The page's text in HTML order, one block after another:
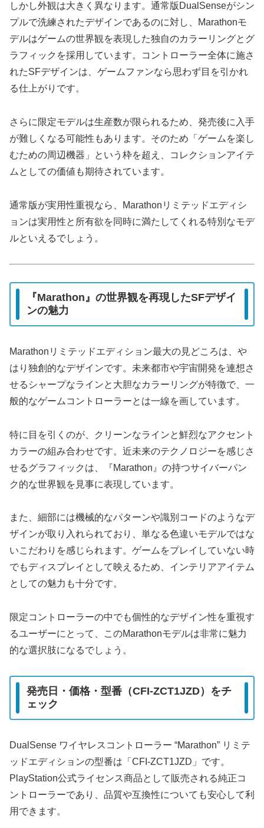
しかし外観は大きく異なります。通常版DualSenseがシン
プルで洗練されたデザインであるのに対し、Marathonモ
デルはゲームの世界観を表現した独自のカラーリングとグ
ラフィックを採用しています。コントローラー全体に施さ
れたSFデザインは、ゲームファンなら思わず目を引かれ
る仕上がりです。
さらに限定モデルは生産数が限られるため、発売後に入手
が難しくなる可能性もあります。そのため「ゲームを楽し
むための周辺機器」という枠を超え、コレクションアイテ
ムとしての価値も期待されています。
通常版が実用性重視なら、Marathonリミテッドエディシ
ョンは実用性と所有欲を同時に満たしてくれる特別なモデ
ルといえるでしょう。
『Marathon』の世界観を再現したSFデザイ
ンの魅力
Marathonリミテッドエディション最大の見どころは、や
はり独創的なデザインです。未来都市や宇宙開発を連想さ
せるシャープなラインと大胆なカラーリングが特徴で、一
般的なゲームコントローラーとは一線を画しています。
特に目を引くのが、クリーンなラインと鮮烈なアクセント
カラーの組み合わせです。近未来のテクノロジーを感じさ
せるグラフィックは、『Marathon』の持つサイバーパン
ク的な世界観を見事に表現しています。
また、細部には機械的なパターンや識別コードのようなデ
ザインが取り入れられており、単なる色違いモデルではな
いこだわりを感じられます。ゲームをプレイしていない時
でもディスプレイとして映えるため、インテリアアイテム
としての魅力も十分です。
限定コントローラーの中でも個性的なデザイン性を重視す
るユーザーにとって、このMarathonモデルは非常に魅力
的な選択肢になるでしょう。
発売日・価格・型番（CFI-ZCT1JZD）をチ
ェック
DualSense ワイヤレスコントローラー “Marathon” リミテ
ッドエディションの型番は「CFI-ZCT1JZD」です。
PlayStation公式ライセンス商品として販売される純正コ
ントローラーであり、品質や互換性についても安心して利
用できます。